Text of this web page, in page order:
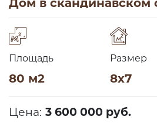
Площадь
80 м2
Размер
8х7
Цена: 3 600 000 руб.